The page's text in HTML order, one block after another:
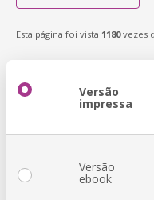
Esta página foi vista 1180vezes
Versão
impressa
Versão
ebook